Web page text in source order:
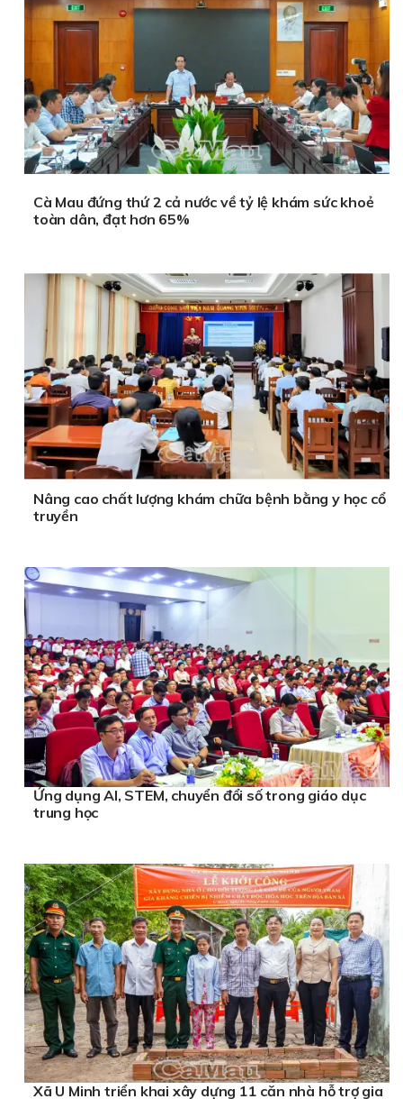
Cà Mau đứng thứ 2 cả nước về tỷ lệ khám sức khoẻ
toàn dân, đạt hơn 65%
Nâng cao chất lượng khám chữa bệnh bằng y học cổ
truyền
Ứng dụng AI, STEM, chuyển đổi số trong giáo dục
trung học
Xã U Minh triển khai xây dựng 11 căn nhà hỗ trợ gia